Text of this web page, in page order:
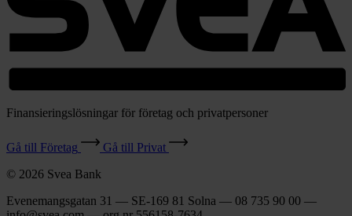
Finansieringslösningar för företag och privatpersoner
Gå till Företag
Gå till Privat
© 2026 Svea Bank
Evenemangsgatan 31 — SE-169 81 Solna — 08 735 90 00 —